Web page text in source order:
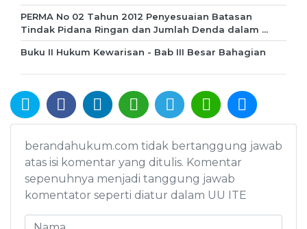
PERMA No 02 Tahun 2012 Penyesuaian Batasan
Tindak Pidana Ringan dan Jumlah Denda dalam ...
Buku II Hukum Kewarisan - Bab III Besar Bahagian
berandahukum.com tidak bertanggung jawab
atas isi komentar yang ditulis. Komentar
sepenuhnya menjadi tanggung jawab
komentator seperti diatur dalam UU ITE